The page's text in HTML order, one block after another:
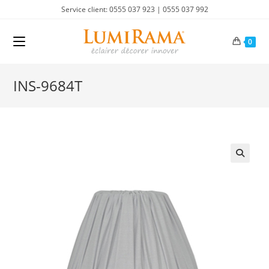
content
Service client: 0555 037 923 | 0555 037 992
0
INS-9684T